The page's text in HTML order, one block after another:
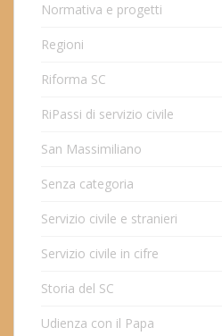
Normativa e progetti
Regioni
Riforma SC
RiPassi di servizio civile
San Massimiliano
Senza categoria
Servizio civile e stranieri
Servizio civile in cifre
Storia del SC
Udienza con il Papa